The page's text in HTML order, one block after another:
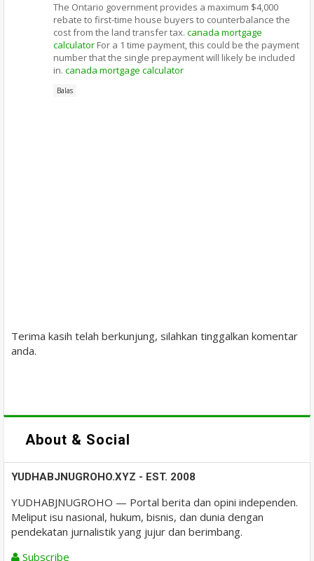
The Ontario government provides a maximum $4,000
rebate to first-time house buyers to counterbalance the
cost from the land transfer tax. canada mortgage
calculator For a 1 time payment, this could be the payment
number that the single prepayment will likely be included
in. canada mortgage calculator
Balas
Terima kasih telah berkunjung, silahkan tinggalkan komentar
anda.
About & Social
YUDHABJNUGROHO.XYZ - EST. 2008
YUDHABJNUGROHO — Portal berita dan opini independen.
Meliput isu nasional, hukum, bisnis, dan dunia dengan
pendekatan jurnalistik yang jujur dan berimbang.
Subscribe